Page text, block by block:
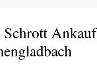
Ankauf